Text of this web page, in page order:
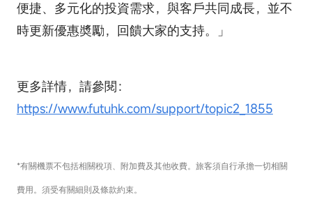
便捷、多元化的投資需求，與客戶共同成長，並不
時更新優惠奬勵，回饋大家的支持。」
更多詳情，請參閱：
https://www.futuhk.com/support/topic2_1855
*有關機票不包括相關稅項、附加費及其他收費。旅客須自行承擔一切相關
費用。須受有關細則及條款約束。